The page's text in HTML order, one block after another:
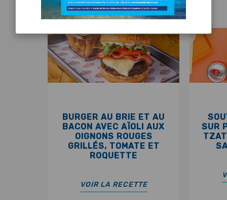
BURGER AU BRIE ET AU
BACON AVEC AÏOLI AUX
OIGNONS ROUGES
GRILLÉS, TOMATE ET
ROQUETTE
VOIR LA RECETTE
SUR